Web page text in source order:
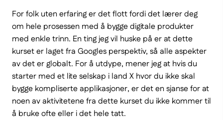
For folk uten erfaring er det flott fordi det lærer deg
om hele prosessen med å bygge digitale produkter
med enkle trinn. En ting jeg vil huske på er at dette
kurset er laget fra Googles perspektiv, så alle aspekter
av det er globalt. For å utdype, mener jeg at hvis du
starter med et lite selskap i land X hvor du ikke skal
bygge kompliserte applikasjoner, er det en sjanse for at
noen av aktivitetene fra dette kurset du ikke kommer til
å bruke ofte eller i det hele tatt.